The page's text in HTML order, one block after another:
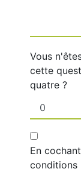
Vous
cette
quatre ?
En
conditions